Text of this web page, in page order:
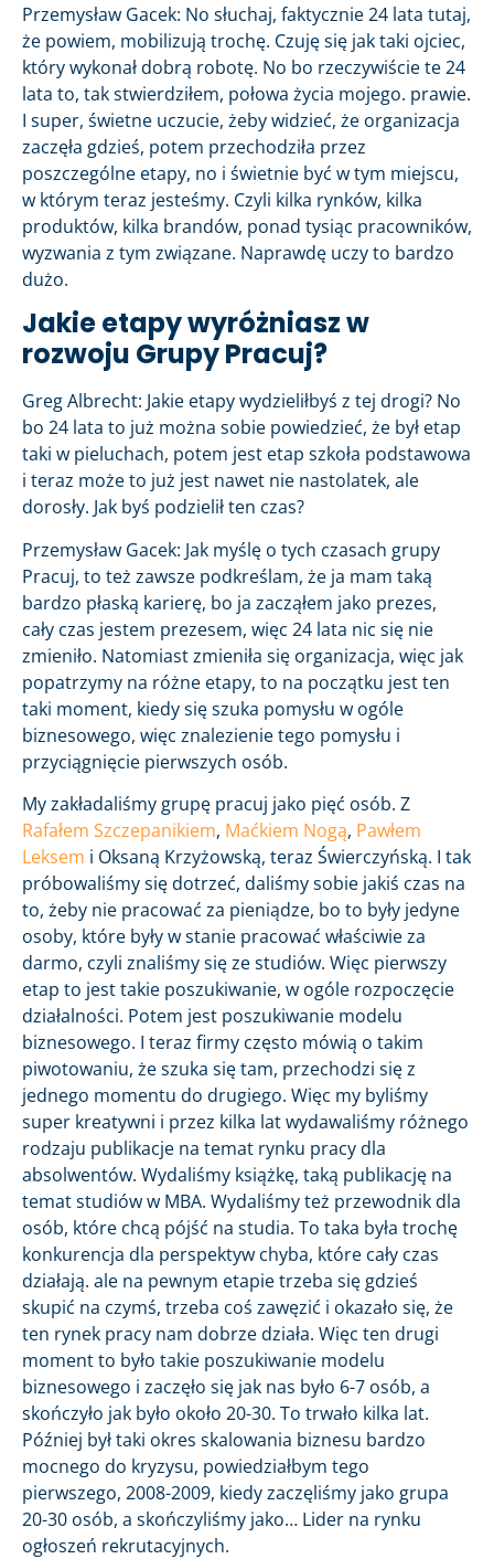
Przemysław Gacek: No słuchaj, faktycznie 24 lata tutaj,
że powiem, mobilizują trochę. Czuję się jak taki ojciec,
który wykonał dobrą robotę. No bo rzeczywiście te 24
lata to, tak stwierdziłem, połowa życia mojego. prawie.
I super, świetne uczucie, żeby widzieć, że organizacja
zaczęła gdzieś, potem przechodziła przez
poszczególne etapy, no i świetnie być w tym miejscu,
w którym teraz jesteśmy. Czyli kilka rynków, kilka
produktów, kilka brandów, ponad tysiąc pracowników,
wyzwania z tym związane. Naprawdę uczy to bardzo
dużo.
Jakie etapy wyróżniasz w
rozwoju Grupy Pracuj?
Greg Albrecht: Jakie etapy wydzieliłbyś z tej drogi? No
bo 24 lata to już można sobie powiedzieć, że był etap
taki w pieluchach, potem jest etap szkoła podstawowa
i teraz może to już jest nawet nie nastolatek, ale
dorosły. Jak byś podzielił ten czas?
Przemysław Gacek: Jak myślę o tych czasach grupy
Pracuj, to też zawsze podkreślam, że ja mam taką
bardzo płaską karierę, bo ja zacząłem jako prezes,
cały czas jestem prezesem, więc 24 lata nic się nie
zmieniło. Natomiast zmieniła się organizacja, więc jak
popatrzymy na różne etapy, to na początku jest ten
taki moment, kiedy się szuka pomysłu w ogóle
biznesowego, więc znalezienie tego pomysłu i
przyciągnięcie pierwszych osób.
My zakładaliśmy grupę pracuj jako pięć osób. Z
Rafałem Szczepanikiem, Maćkiem Nogą, Pawłem
Leksem i Oksaną Krzyżowską, teraz Świerczyńską. I tak
próbowaliśmy się dotrzeć, daliśmy sobie jakiś czas na
to, żeby nie pracować za pieniądze, bo to były jedyne
osoby, które były w stanie pracować właściwie za
darmo, czyli znaliśmy się ze studiów. Więc pierwszy
etap to jest takie poszukiwanie, w ogóle rozpoczęcie
działalności. Potem jest poszukiwanie modelu
biznesowego. I teraz firmy często mówią o takim
piwotowaniu, że szuka się tam, przechodzi się z
jednego momentu do drugiego. Więc my byliśmy
super kreatywni i przez kilka lat wydawaliśmy różnego
rodzaju publikacje na temat rynku pracy dla
absolwentów. Wydaliśmy książkę, taką publikację na
temat studiów w MBA. Wydaliśmy też przewodnik dla
osób, które chcą pójść na studia. To taka była trochę
konkurencja dla perspektyw chyba, które cały czas
działają. ale na pewnym etapie trzeba się gdzieś
skupić na czymś, trzeba coś zawęzić i okazało się, że
ten rynek pracy nam dobrze działa. Więc ten drugi
moment to było takie poszukiwanie modelu
biznesowego i zaczęło się jak nas było 6-7 osób, a
skończyło jak było około 20-30. To trwało kilka lat.
Później był taki okres skalowania biznesu bardzo
mocnego do kryzysu, powiedziałbym tego
pierwszego, 2008-2009, kiedy zaczęliśmy jako grupa
20-30 osób, a skończyliśmy jako… Lider na rynku
ogłoszeń rekrutacyjnych.